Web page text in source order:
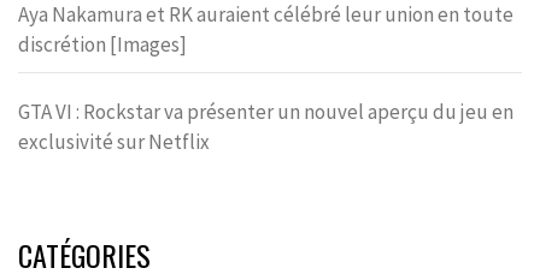
Aya Nakamura et RK auraient célébré leur union en toute
discrétion [Images]
GTA VI : Rockstar va présenter un nouvel aperçu du jeu en
exclusivité sur Netflix
CATÉGORIES